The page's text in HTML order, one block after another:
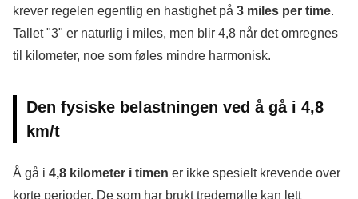
krever regelen egentlig en hastighet på 3 miles per time.
Tallet "3" er naturlig i miles, men blir 4,8 når det omregnes
til kilometer, noe som føles mindre harmonisk.
Den fysiske belastningen ved å gå i 4,8
km/t
Å gå i 4,8 kilometer i timen er ikke spesielt krevende over
korte perioder. De som har brukt tredemølle kan lett